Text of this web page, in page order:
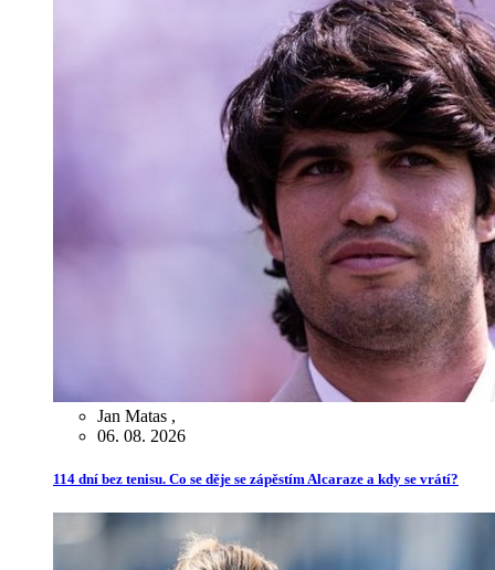
Jan Matas ,
06. 08. 2026
114 dní bez tenisu. Co se děje se zápěstím Alcaraze a kdy se vrátí?